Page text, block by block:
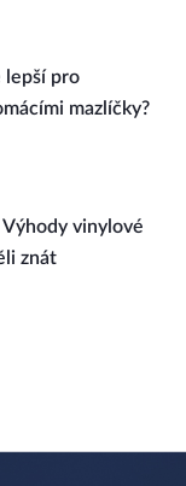
lepší pro
mazlíčky?
vinylové
znát